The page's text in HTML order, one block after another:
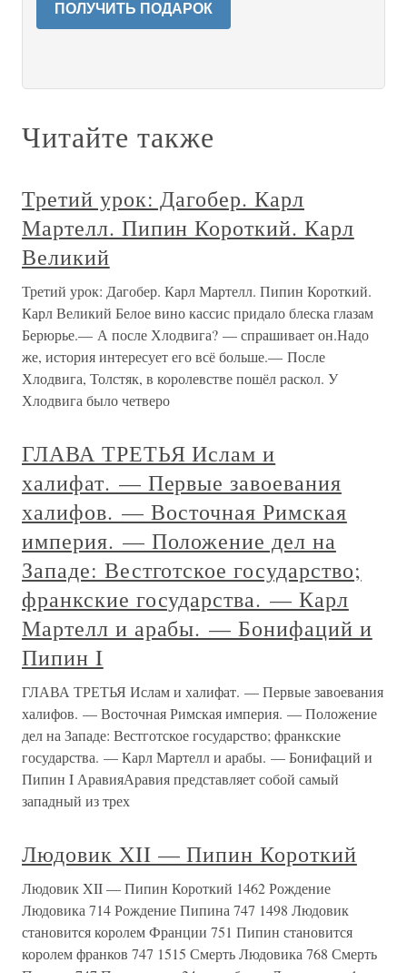
ПОЛУЧИТЬ ПОДАРОК
Читайте также
Третий урок: Дагобер. Карл
Мартелл. Пипин Короткий. Карл
Великий
Третий урок: Дагобер. Карл Мартелл. Пипин Короткий.
Карл Великий Белое вино кассис придало блеска глазам
Берюрье.— А после Хлодвига? — спрашивает он.Надо
же, история интересует его всё больше.— После
Хлодвига, Толстяк, в королевстве пошёл раскол. У
Хлодвига было четверо
ГЛАВА ТРЕТЬЯ Ислам и
халифат. — Первые завоевания
халифов. — Восточная Римская
империя. — Положение дел на
Западе: Вестготское государство;
франкские государства. — Карл
Мартелл и арабы. — Бонифаций и
Пипин I
ГЛАВА ТРЕТЬЯ Ислам и халифат. — Первые завоевания
халифов. — Восточная Римская империя. — Положение
дел на Западе: Вестготское государство; франкские
государства. — Карл Мартелл и арабы. — Бонифаций и
Пипин I АравияАравия представляет собой самый
западный из трех
Людовик XII — Пипин Короткий
Людовик XII — Пипин Короткий 1462 Рождение
Людовика 714 Рождение Пипина 747 1498 Людовик
становится королем Франции 751 Пипин становится
королем франков 747 1515 Смерть Людовика 768 Смерть